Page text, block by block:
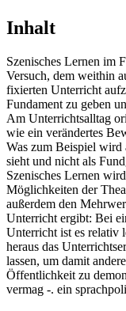
Inhalt
Szenisches Lernen im
Versuch, dem weithin
fixierten Unterricht
Fundament zu geben
Am Unterrichtsalltag
wie ein verändertes
Was zum Beispiel wird
sieht und nicht als
Szenisches Lernen
Möglichkeiten der
außerdem den
Unterricht ergibt: Bei
Unterricht ist es relativ
heraus das
lassen, um damit
Öffentlichkeit zu
vermag -. ein